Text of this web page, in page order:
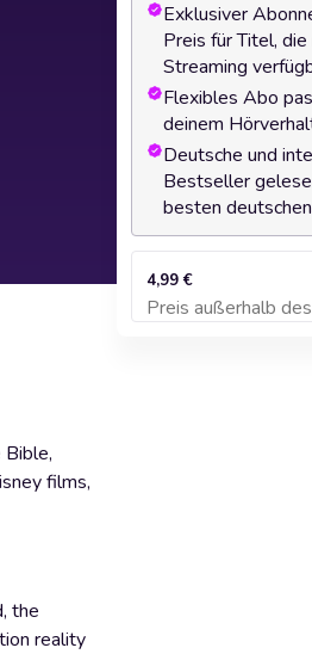
films,
the
reality
Exklusiver
Preis für Titel, die
Streaming
Flexibles Abo
deinem
Deutsche und
Bestseller
besten
4,99 €
Preis außerhalb
Zum Warenkorb